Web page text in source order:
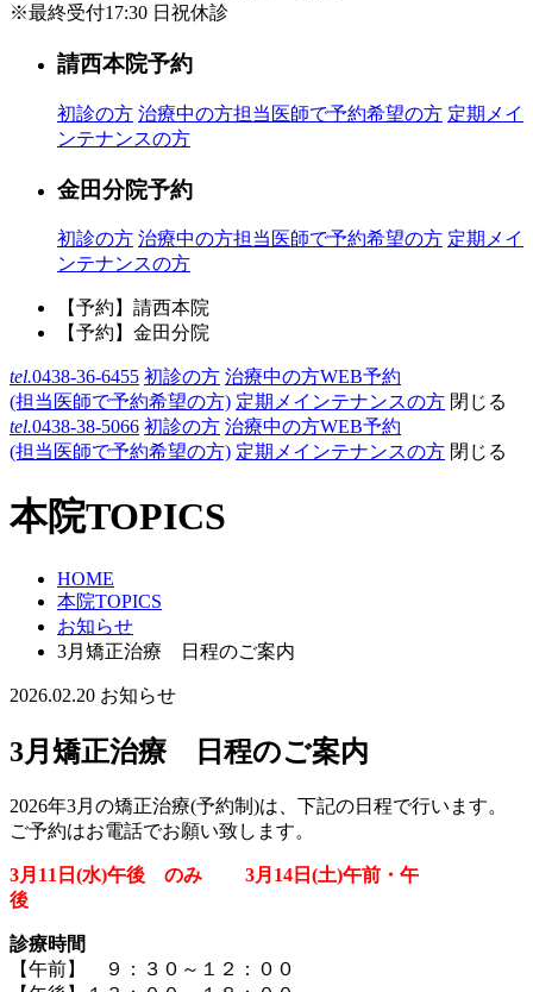
※最終受付17:30 日祝休診
請西本院予約
初診の方 治療中の方担当医師で予約希望の方 定期メイ
ンテナンスの方
金田分院予約
初診の方 治療中の方担当医師で予約希望の方 定期メイ
ンテナンスの方
【予約】請西本院
【予約】金田分院
tel.0438-36-6455 初診の方 治療中の方WEB予約
(担当医師で予約希望の方) 定期メインテナンスの方 閉じる
tel.0438-38-5066 初診の方 治療中の方WEB予約
(担当医師で予約希望の方) 定期メインテナンスの方 閉じる
本院TOPICS
HOME
本院TOPICS
お知らせ
3月矯正治療 日程のご案内
2026.02.20 お知らせ
3月矯正治療 日程のご案内
2026年3月の矯正治療(予約制)は、下記の日程で行います。
ご予約はお電話でお願い致します。
3月11日(水)午後 のみ 3月14日(土)午前・午
後
診療時間
【午前】 ９：３０～１２：００